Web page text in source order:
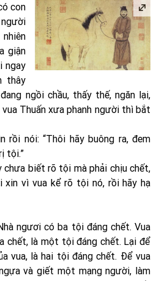
con
giận
ngay
thây
ngồi chầu, thấy thế, ngăn lại,
vua Thuấn xưa phanh người thì bắt
rồi nói: “Thôi hãy buông ra, đem
tội.”
chưa biết rõ tội mà phải chịu chết,
xin vì vua kể rõ tội nó, rồi hãy hạ
ngươi có ba tội đáng chết. Vua
chết, là một tội đáng chết. Lại để
vua, là hai tội đáng chết. Để vua
và giết một mạng người, làm